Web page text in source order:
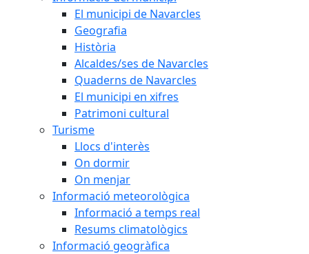
El municipi de Navarcles
Geografia
Història
Alcaldes/ses de Navarcles
Quaderns de Navarcles
El municipi en xifres
Patrimoni cultural
Turisme
Llocs d'interès
On dormir
On menjar
Informació meteorològica
Informació a temps real
Resums climatològics
Informació geogràfica